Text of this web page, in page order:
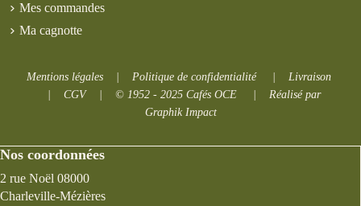
Mes commandes
Ma cagnotte
Mentions légales Politique de confidentialité| Livraison
CGV| © 1952 - 2025 Cafés OCE| Réalisé par
Graphik Impact
Nos coordonnées
2 rue Noël 08000
Charleville-Mézières